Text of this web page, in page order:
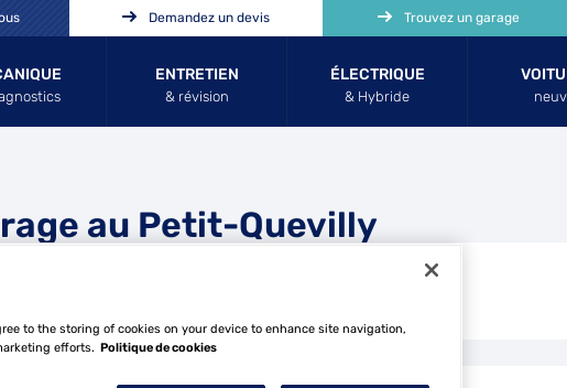
ENTRETIEN
& révision
ÉLECTRIQUE
& Hybride
Demandez un devis Trouvez un garage
au Petit-Quevilly
to the storing of cookies on your device to enhance site navigation,
efforts. Politique de cookies